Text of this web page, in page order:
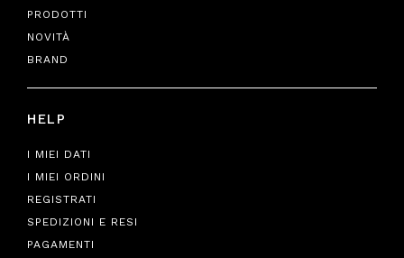
PRODOTTI
NOVITÀ
BRAND
HELP
I MIEI DATI
I MIEI ORDINI
REGISTRATI
SPEDIZIONI E RESI
PAGAMENTI